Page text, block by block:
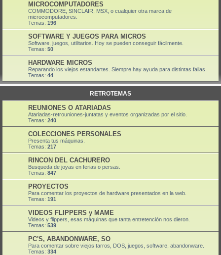
MICROCOMPUTADORES
COMMODORE, SINCLAIR, MSX, o cualquier otra marca de
microcomputadores.
Temas: 196
SOFTWARE Y JUEGOS PARA MICROS
Software, juegos, utilitarios. Hoy se pueden conseguir fácilmente.
Temas: 50
HARDWARE MICROS
Reparando los viejos estandartes. Siempre hay ayuda para distintas fallas.
Temas: 44
RETROTEMAS
REUNIONES O ATARIADAS
Atariadas-retrouniones-juntatas y eventos organizadas por el sitio.
Temas: 240
COLECCIONES PERSONALES
Presenta tus máquinas.
Temas: 217
RINCON DEL CACHURERO
Busqueda de joyas en ferias o persas.
Temas: 847
PROYECTOS
Para comentar los proyectos de hardware presentados en la web.
Temas: 191
VIDEOS FLIPPERS y MAME
Videos y flippers, esas máquinas que tanta entretención nos dieron.
Temas: 539
PC'S, ABANDONWARE, SO
Para comentar sobre viejos tarros, DOS, juegos, software, abandonware.
Temas: 334